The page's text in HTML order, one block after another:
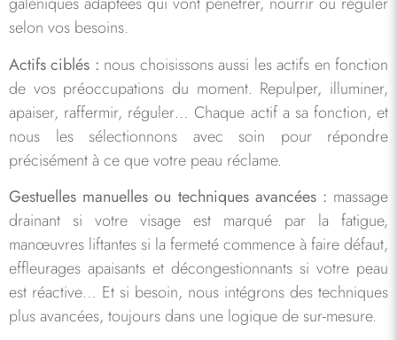
selon vos besoins.
Actifs ciblés : nous choisissons aussi les actifs en fonction
de vos préoccupations du moment. Repulper, illuminer,
apaiser, raffermir, réguler… Chaque actif a sa fonction, et
nous les sélectionnons avec soin pour répondre
précisément à ce que votre peau réclame.
Gestuelles manuelles ou techniques avancées : massage
drainant si votre visage est marqué par la fatigue,
manœuvres liftantes si la fermeté commence à faire défaut,
effleurages apaisants et décongestionnants si votre peau
est réactive… Et si besoin, nous intégrons des techniques
plus avancées, toujours dans une logique de sur-mesure.